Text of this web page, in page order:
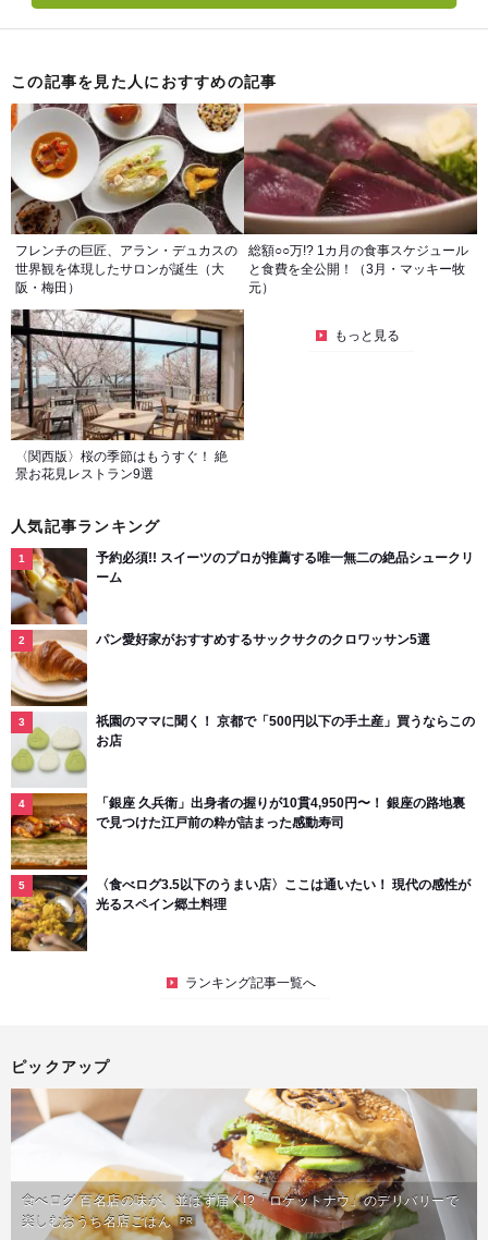
この記事を見た人におすすめの記事
フレンチの巨匠、アラン・デュカスの
世界観を体現したサロンが誕生（大
阪・梅田）
総額○○万!? 1カ月の食事スケジュール
と食費を全公開！（3月・マッキー牧
元）
〈関西版〉桜の季節はもうすぐ！ 絶
景お花見レストラン9選
もっと見る
人気記事ランキング
予約必須!! スイーツのプロが推薦する唯一無二の絶品シュークリ
ーム
パン愛好家がおすすめするサックサクのクロワッサン5選
祇園のママに聞く！ 京都で「500円以下の手土産」買うならこの
お店
「銀座 久兵衛」出身者の握りが10貫4,950円〜！ 銀座の路地裏
で見つけた江戸前の粋が詰まった感動寿司
〈食べログ3.5以下のうまい店〉ここは通いたい！ 現代の感性が
光るスペイン郷土料理
ランキング記事一覧へ
ピックアップ
食べログ 百名店の味が、並ばず届く!?「ロケットナウ」のデリバリーで
楽しむおうち名店ごはん PR